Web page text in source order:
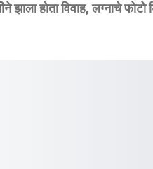
झाला होता विवाह, लग्नाचे फोटो